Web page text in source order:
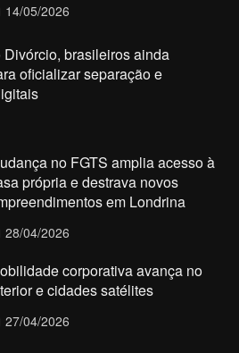
14/05/2026
brasileiros ainda
oficializar separação e
no FGTS amplia acesso à
própria e destrava novos
em Londrina
28/04/2026
corporativa avança no
e cidades satélites
27/04/2026